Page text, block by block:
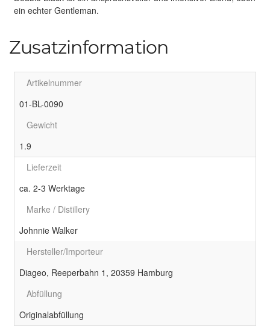
ein echter Gentleman.
Zusatzinformation
Artikelnummer
01-BL-0090
Gewicht
1.9
Lieferzeit
ca. 2-3 Werktage
Marke / Distillery
Johnnie Walker
Hersteller/Importeur
Diageo, Reeperbahn 1, 20359 Hamburg
Abfüllung
Originalabfüllung